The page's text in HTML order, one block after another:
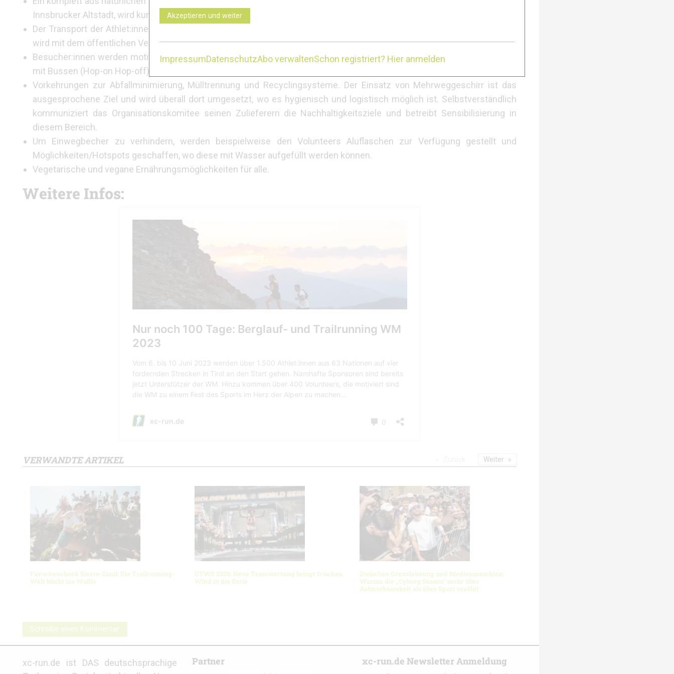
Innsbrucker Altstadt, wird kurz vor dem Event aufgebaut und gleich danach wieder entfernt.
Der Transport der Athlet:innen wird durch Shuttlebusse geschehen; dadurch wir der Individualverkehr verringert. Zudem
wird mit dem öffentlichen Verkehr zusammengearbeitet.
Besucher:innen werden motiviert, (vergünstigt) mit den Österreichischen Bundesbahnen nach Tirol zu kommen und dort
mit Bussen (Hop-on Hop-off) zu den Points of Interests zu gelangen.
Vorkehrungen zur Abfallminimierung, Mülltrennung und Recyclingsysteme. Der Einsatz von Mehrweggeschirr ist das
ausgesprochene Ziel und wird überall dort umgesetzt, wo es hygienisch und logistisch möglich ist. Selbstverständlich
kommuniziert das Organisationskomitee seinen Zulieferern die Nachhaltigkeitsziele und betreibt Sensibilisierung in
diesem Bereich.
Um Einwegbecher zu verhindern, werden beispielweise den Volunteers Aluflaschen zur Verfügung gestellt und
Möglichkeiten/Hotspots geschaffen, wo diese mit Wasser aufgefüllt werden können.
Vegetarische und vegane Ernährungsmöglichkeiten für alle.
Weitere Infos:
VERWANDTE ARTIKEL
Favoritencheck Sierre-Zinal: Die Trailrunning-
Welt blickt ins Wallis
GTWS 2026: Neue Teamwertung bringt frischen
Wind in die Serie
Zwischen Grenzleistung und Medienmaschine:
Warum die „Cyborg Season“ mehr über
Aufmerksamkeit als über Sport erzählt
Weiter
Schreibe einen Kommentar
xc-run.de ist DAS deutschsprachige
Partner xc-run.de Newsletter Anmeldung
Akzeptieren und weiter
ImpressumDatenschutzAbo verwaltenSchon registriert? Hier anmelden